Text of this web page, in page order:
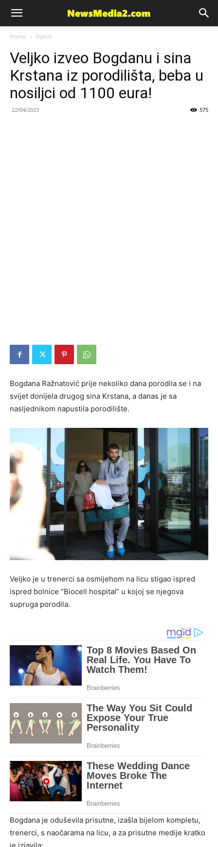
News
Media
Home Vijesti
Veljko izveo Bogdanu i sina
Krstana iz porodilišta, beba u
nosiljci od 1100 eura!
22/04/2023 575
Bogdana Ražnatović prije nekoliko dana porodila se i na
svijet donijela drugog sina Krstana, a danas je sa
nasljednikom napustila porodilište.
Veljko je u trenerci sa osmijehom na licu stigao ispred
ispred bolnice “Biocell hospital” u kojoj se njegova
supruga porodila.
Bogdana je oduševila prisutne, izašla bijelom kompletu,
trenerci, s naočarama na licu, a za prisutne medije kratko